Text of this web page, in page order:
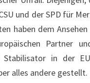
und der SPD für
haben dem Ansehen
Partner
Stabilisator in der
alles andere gestellt.